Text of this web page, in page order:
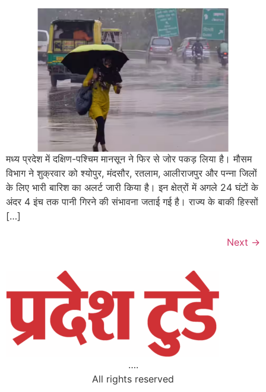
मध्य प्रदेश में दक्षिण-पश्चिम मानसून ने फिर से जोर पकड़ लिया है। मौसम
विभाग ने शुक्रवार को श्योपुर, मंदसौर, रतलाम, आलीराजपुर और पन्ना जिलों
के लिए भारी बारिश का अलर्ट जारी किया है। इन क्षेत्रों में अगले 24 घंटों के
अंदर 4 इंच तक पानी गिरने की संभावना जताई गई है। राज्य के बाकी हिस्सों
[…]
Next →
….
All rights reserved